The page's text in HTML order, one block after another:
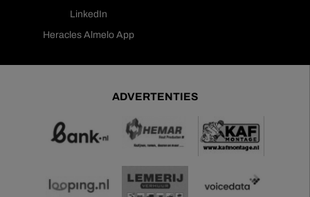
LinkedIn
Heracles Almelo App
ADVERTENTIES